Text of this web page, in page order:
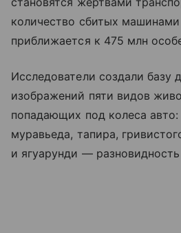
количество сбитых
приближается к 475 млн
Исследователи создали базу
изображений пяти видов
попадающих под колеса авто:
муравьеда, тапира,
и ягуарунди —